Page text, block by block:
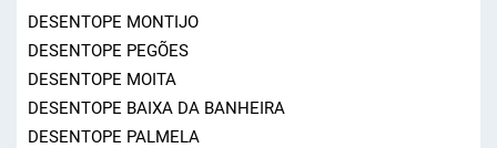
DESENTOPE MONTIJO
DESENTOPE PEGÕES
DESENTOPE MOITA
DESENTOPE BAIXA DA BANHEIRA
DESENTOPE PALMELA